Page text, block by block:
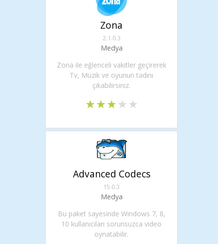
Zona
2.1.0.3
Medya
Zona ile eğlenceli vakitler geçirerek
Tv, Müzik ve oyunun tadını
çıkabilirsiniz.
Advanced Codecs
15.0.3
Medya
Bu paket sayesinde Windows 7, 8,
10 kullanıcıları sorunsuzca video
oynatabilir.